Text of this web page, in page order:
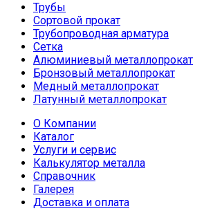
Трубы
Сортовой прокат
Трубопроводная арматура
Сетка
Алюминиевый металлопрокат
Бронзовый металлопрокат
Медный металлопрокат
Латунный металлопрокат
О Компании
Каталог
Услуги и сервис
Калькулятор металла
Справочник
Галерея
Доставка и оплата